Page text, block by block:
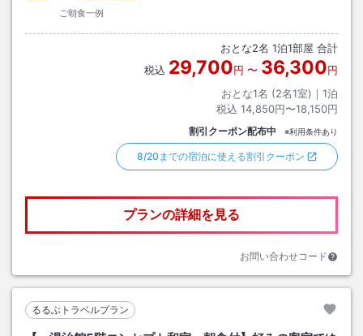
ご朝食一例
おとな2名 1泊1部屋 合計
税込 29,700円 〜 36,300円
おとな1名 (2名1室)｜ 1泊
税込 14,850円〜18,150円
割引クーポン配布中 ※利用条件あり
8/20までの宿泊に使える割引クーポン
プランの詳細を見る
お問い合わせコード
るるぶトラベルプラン